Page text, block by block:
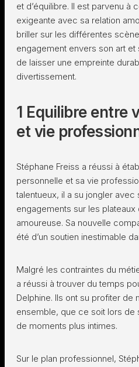
et d’équilibre. Il est parvenu à
exigeante avec sa relation
briller sur les différentes
engagement envers son art
de laisser une empreinte
divertissement.
1 Equilibre entre
et vie
Stéphane Freiss a réussi à
personnelle et sa vie
talentueux, il a su jongler
engagements sur les
amoureuse. Sa nouvelle
été d’un soutien inestimable
Malgré les contraintes du
a réussi à trouver du temps
Delphine. Ils ont su profiter de
ensemble, que ce soit lors de
de moments plus intimes.
Sur le plan professionnel,